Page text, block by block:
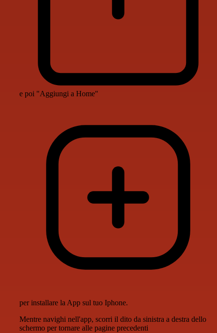
e poi "Aggiungi a Home"
per installare la App sul tuo Iphone.
Mentre navighi nell'app, scorri il dito da sinistra a destra dello
schermo per tornare alle pagine precedenti